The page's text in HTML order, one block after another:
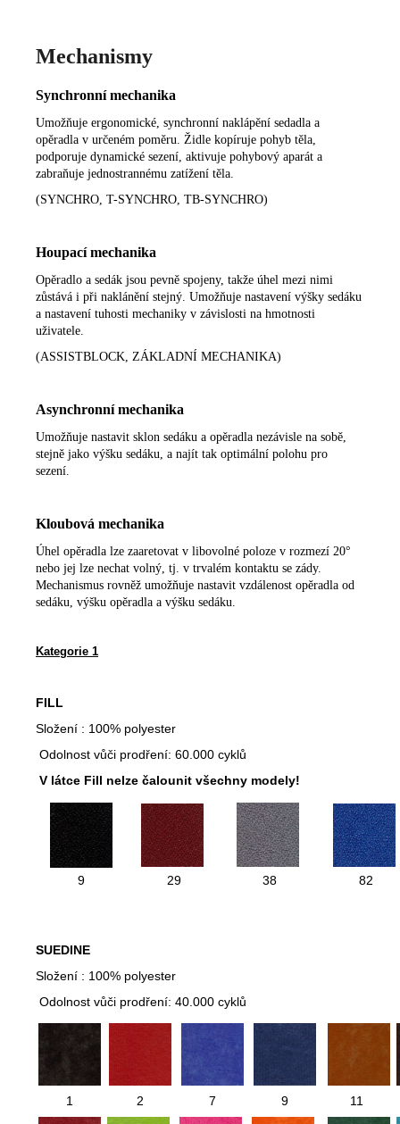
Mechanismy
Synchronní mechanika
Umožňuje ergonomické, synchronní naklápění sedadla a
opěradla v určeném poměru. Židle kopíruje pohyb těla,
podporuje dynamické sezení, aktivuje pohybový aparát a
zabraňuje jednostrannému zatížení těla.
(SYNCHRO, T-SYNCHRO, TB-SYNCHRO)
Houpací mechanika
Opěradlo a sedák jsou pevně spojeny, takže úhel mezi nimi
zůstává i při naklánění stejný. Umožňuje nastavení výšky sedáku
a nastavení tuhosti mechaniky v závislosti na hmotnosti
uživatele.
(ASSISTBLOCK, ZÁKLADNÍ MECHANIKA)
Asynchronní mechanika
Umožňuje nastavit sklon sedáku a opěradla nezávisle na sobě,
stejně jako výšku sedáku, a najít tak optimální polohu pro
sezení.
Kloubová mechanika
Úhel opěradla lze zaaretovat v libovolné poloze v rozmezí 20°
nebo jej lze nechat volný, tj. v trvalém kontaktu se zády.
Mechanismus rovněž umožňuje nastavit vzdálenost opěradla od
sedáku, výšku opěradla a výšku sedáku.
Kategorie 1
FILL
Složení : 100% polyester
Odolnost vůči prodření: 60.000 cyklů
V látce Fill nelze čalounit všechny modely!
9 29 38 82
SUEDINE
Složení : 100% polyester
Odolnost vůči prodření: 40.000 cyklů
1 2 7 9 11